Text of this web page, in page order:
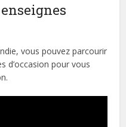
vous pouvez parcourir
d’occasion pour vous